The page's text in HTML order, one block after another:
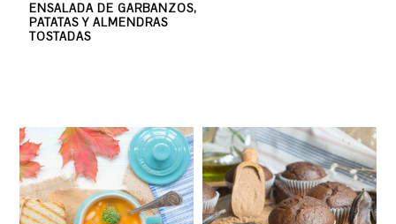
ENSALADA DE GARBANZOS,
PATATAS Y ALMENDRAS
TOSTADAS